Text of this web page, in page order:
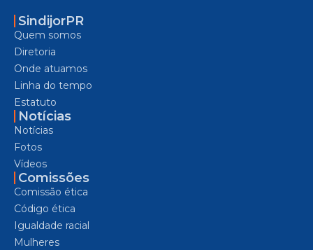
SindijorPR
Quem somos
Diretoria
Onde atuamos
Linha do tempo
Estatuto
Notícias
Notícias
Fotos
Vídeos
Comissões
Comissão ética
Código ética
Igualdade racial
Mulheres